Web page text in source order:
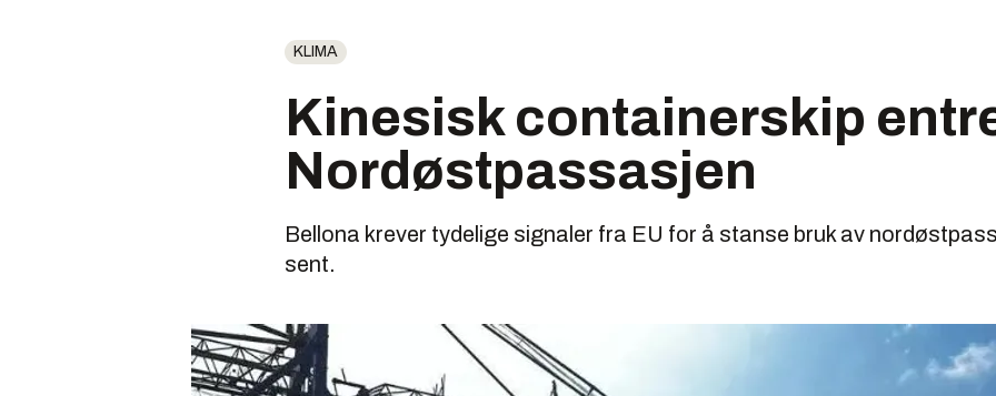
KLIMA
Kinesisk containerskip
Nordøstpassasjen
Bellona krever tydelige signaler fra EU for å stanse bruk av
sent.